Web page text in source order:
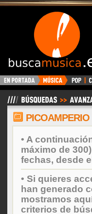
BuscaMusica.es
PICOAMPERIO
• A
máximo de
fechas, desde
• Si quieres
han generado
mostramos
criterios de